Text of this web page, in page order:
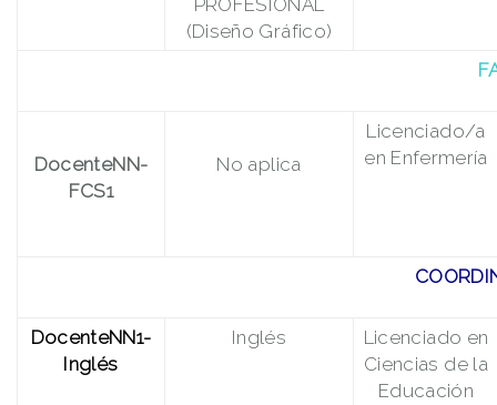
PROFESIONAL
(Diseño Gráfico)
DocenteNN-
FCS1
No aplica
Licenciado/a
en Enfermería
DocenteNN1-
Inglés
Inglés
Licenciado en
Ciencias de la
Educación